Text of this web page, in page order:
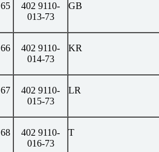
65
402 9110-
013-73
GB
66
402 9110-
014-73
KR
67
402 9110-
015-73
LR
68
402 9110-
016-73
Т